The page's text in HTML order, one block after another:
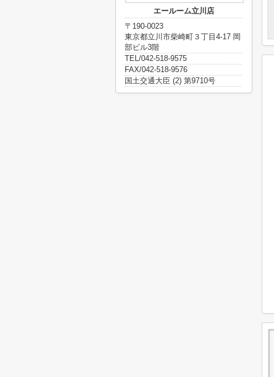
エールーム立川店
〒190-0023
東京都立川市柴崎町３丁目4-17 岡
部ビル3階
TEL/042-518-9575
FAX/042-518-9576
国土交通大臣 (2) 第9710号